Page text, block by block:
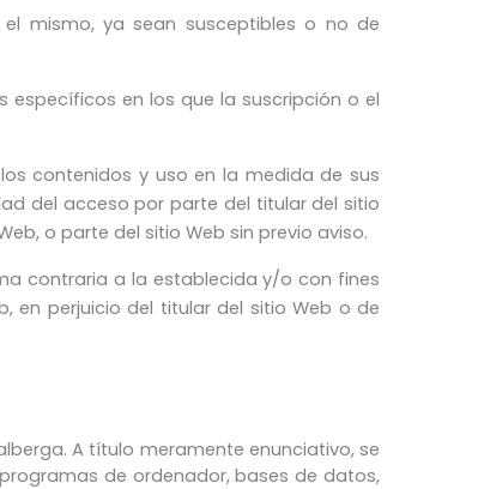
mismo, ya sean susceptibles o no de
específicos en los que la suscripción o el
contenidos y uso en la medida de sus
del acceso por parte del titular del sitio
o parte del sitio Web sin previo aviso.
contraria a la establecida y/o con fines
en perjuicio del titular del sitio Web o de
A título meramente enunciativo, se
de ordenador, bases de datos,